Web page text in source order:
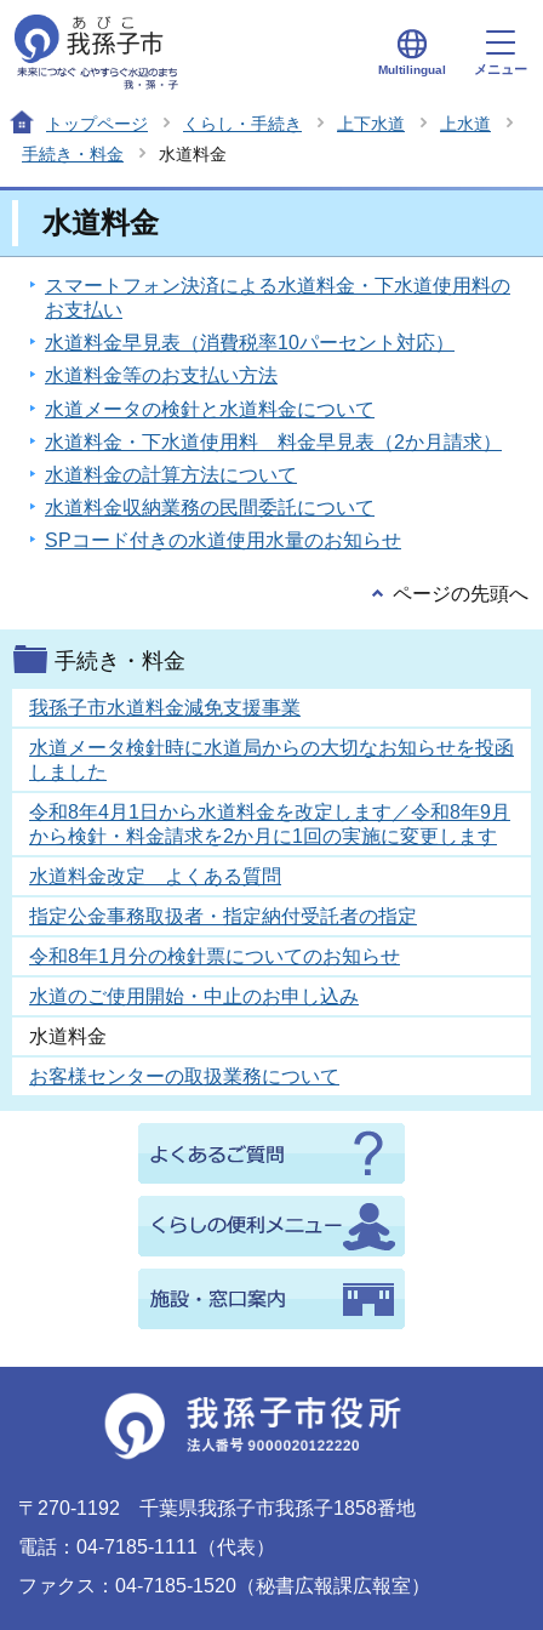
Multilingual メニュー
トップページ くらし・手続き 上下水道
上水道
手続き・料金
水道料金
水道料金
スマートフォン決済による水道料金・下水道使用料の
お支払い
水道料金早見表（消費税率10パーセント対応）
水道料金等のお支払い方法
水道メータの検針と水道料金について
水道料金・下水道使用料 料金早見表（2か月請求）
水道料金の計算方法について
水道料金収納業務の民間委託について
SPコード付きの水道使用水量のお知らせ
ページの先頭へ
手続き・料金
我孫子市水道料金減免支援事業
水道メータ検針時に水道局からの大切なお知らせを投函
しました
令和8年4月1日から水道料金を改定します／令和8年9月
から検針・料金請求を2か月に1回の実施に変更します
水道料金改定 よくある質問
指定公金事務取扱者・指定納付受託者の指定
令和8年1月分の検針票についてのお知らせ
水道のご使用開始・中止のお申し込み
水道料金
お客様センターの取扱業務について
〒270-1192 千葉県我孫子市我孫子1858番地
電話：04-7185-1111（代表）
ファクス：04-7185-1520（秘書広報課広報室）